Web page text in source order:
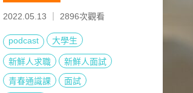
2022.05.13 ｜ 2896次觀看
podcast 大學生
新鮮人求職
新鮮人面試
青春通識課
面試